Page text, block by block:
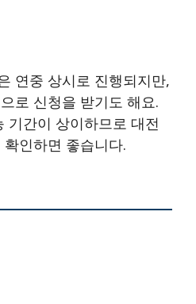
연중 상시로 진행되지만,
로 신청을 받기도 해요.
기간이 상이하므로 대전
인하면 좋습니다.